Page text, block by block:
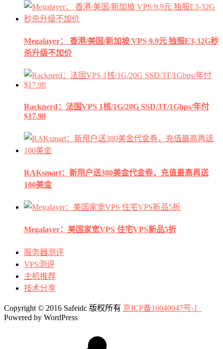
Megalayer： 香港/美国/新加坡 VPS 9.9元 独服E3-32G秒
杀升级不加价
Racknerd：法国VPS 1核/1G/20G SSD/3T/1Gbps/年付
$17.98
RAKsmart：新用户送380美金代金券，充值最高再送
100美金
Megalayer：美国家宽VPS 住宅VPS新品5折
服务器测评
VPS测评
主机推荐
技术分享
Copyright © 2016 Safeidc 版权所有 京ICP备16040047号-1
Powered by WordPress